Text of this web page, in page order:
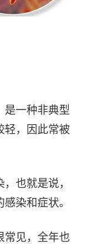
是一种非典型
轻，因此常被
也就是说，
染和症状。
常见，全年也